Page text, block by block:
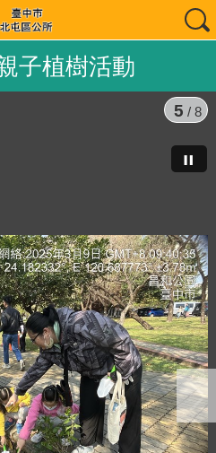
子植樹活動
5 / 8